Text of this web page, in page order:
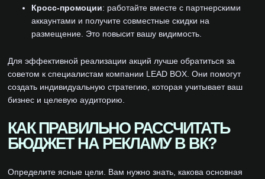
Кросс-промоции: работайте вместе с партнерскими
аккаунтами и получите совместные скидки на
размещение. Это повысит вашу видимость.
Для эффективной реализации акций лучше обратиться за
советом к специалистам компании LEAD BOX. Они помогут
создать индивидуальную стратегию, которая учитывает ваш
бизнес и целевую аудиторию.
КАК ПРАВИЛЬНО РАССЧИТАТЬ
БЮДЖЕТ НА РЕКЛАМУ В ВК?
Определите ясные цели. Вам нужно знать, какова основная